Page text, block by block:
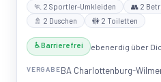
🏃 2 Sportler-Umkleiden
👥 2
🚿 2 Duschen
🚻 2 Toiletten
♿ Barrierefrei ebenerdig über
VERGABEBA Charlottenburg-